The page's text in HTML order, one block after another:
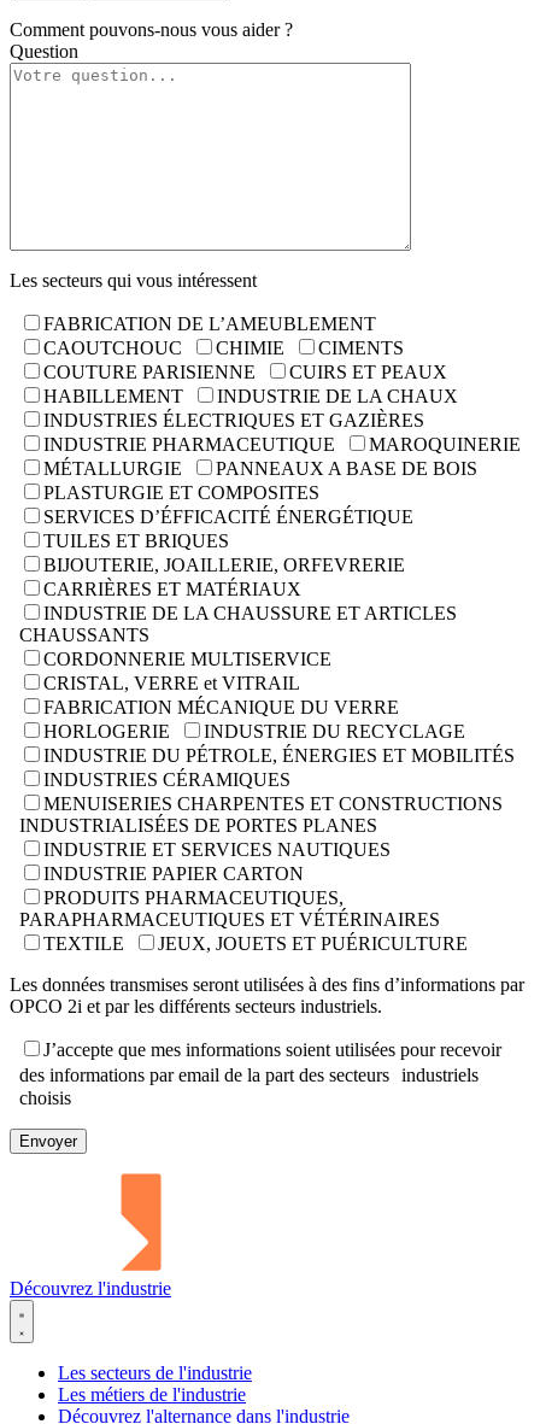
Comment pouvons-nous vous aider ?
Question
Les secteurs qui vous intéressent
FABRICATION DE L’AMEUBLEMENT
CAOUTCHOUC
CHIMIE
CIMENTS
COUTURE PARISIENNE
CUIRS ET PEAUX
HABILLEMENT
INDUSTRIE DE LA CHAUX
INDUSTRIES ÉLECTRIQUES ET GAZIÈRES
INDUSTRIE PHARMACEUTIQUE
MAROQUINERIE
MÉTALLURGIE
PANNEAUX A BASE DE BOIS
PLASTURGIE ET COMPOSITES
SERVICES D’ÉFFICACITÉ ÉNERGÉTIQUE
TUILES ET BRIQUES
BIJOUTERIE, JOAILLERIE, ORFEVRERIE
CARRIÈRES ET MATÉRIAUX
INDUSTRIE DE LA CHAUSSURE ET ARTICLES
CHAUSSANTS
CORDONNERIE MULTISERVICE
CRISTAL, VERRE et VITRAIL
FABRICATION MÉCANIQUE DU VERRE
HORLOGERIE
INDUSTRIE DU RECYCLAGE
INDUSTRIE DU PÉTROLE, ÉNERGIES ET MOBILITÉS
INDUSTRIES CÉRAMIQUES
MENUISERIES CHARPENTES ET CONSTRUCTIONS
INDUSTRIALISÉES DE PORTES PLANES
INDUSTRIE ET SERVICES NAUTIQUES
INDUSTRIE PAPIER CARTON
PRODUITS PHARMACEUTIQUES,
PARAPHARMACEUTIQUES ET VÉTÉRINAIRES
TEXTILE
JEUX, JOUETS ET PUÉRICULTURE
Les données transmises seront utilisées à des fins d’informations par
OPCO 2i et par les différents secteurs industriels.
J’accepte que mes informations soient utilisées pour recevoir
des informations par email de la part des secteurs industriels
choisis
Découvrez l'industrie
Les secteurs de l'industrie
Les métiers de l'industrie
Découvrez l'alternance dans l'industrie